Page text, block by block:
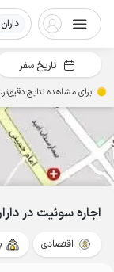
داران
اجاره سوئیت در
اقتصادی
تاریخ سفر
برای مشاهده نتایج دقیق‌تر،